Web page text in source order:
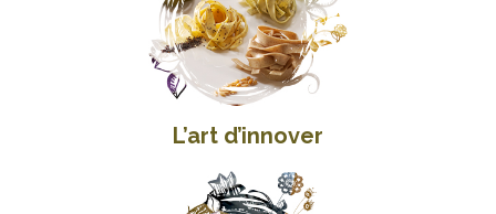
L’art d’innover